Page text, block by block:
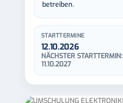
betreiben.
STARTTERMINE
12.10.2026
NÄCHSTER STARTTERMIN:
11.10.2027